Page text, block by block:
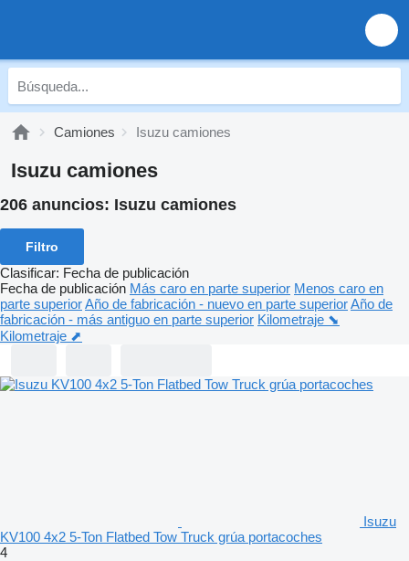
Camiones Isuzu camiones
Isuzu camiones
206 anuncios: Isuzu camiones
Filtro
Clasificar: Fecha de publicación
Fecha de publicación Más caro en parte superior Menos caro en
parte superiorAño de fabricación - nuevo en parte superiorAño de
fabricación - más antiguo en parte superior Kilometraje ⬊
Kilometraje ⬈
Isuzu
KV100 4x2 5-Ton Flatbed Tow Truck grúa portacoches
4